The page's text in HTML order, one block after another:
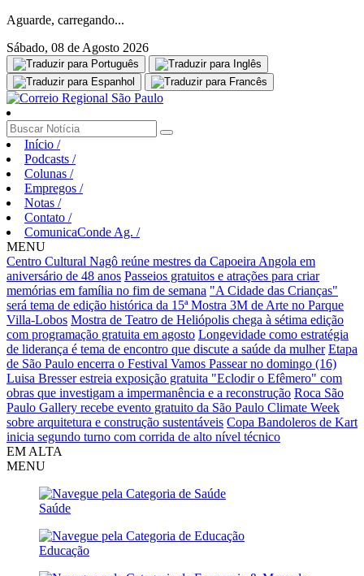
Aguarde, carregando...
Sábado, 08 de Agosto 2026
Início /
Podcasts /
Colunas /
Empregos /
Notas /
Contato /
ComunicaConde Ag. /
MENU
Centro Cultural Nagô reúne mestres da Capoeira Angola em
aniversário de 48 anos Passeios gratuitos e atrações para criar
memórias em família no fim de semana "A Cidade das Crianças"
será tema de edição histórica da 15ª Mostra 3M de Arte no Parque
Villa-Lobos Mostra de Teatro de Heliópolis chega à sétima edição
com programação gratuita em agosto Longevidade como estratégia
de liderança é tema de encontro que discute a saúde da mulher Etapa
de São Paulo encerra o Festival Vamos Passear no domingo (16)
Luisa Bresser estreia exposição gratuita "Eclodir o Efêmero" com
obras que investigam a impermanência e a reconstrução Roca São
Paulo Gallery recebe evento gratuito da São Paulo Climate Week
sobre arquitetura e construção sustentáveis Copa Bandoleros de Kart
inicia segundo turno com corrida de alto nível técnico
EM ALTA
MENU
Saúde
Educação